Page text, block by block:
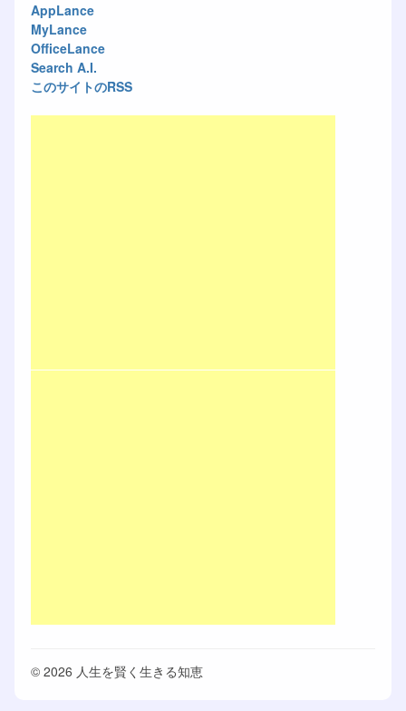
AppLance
MyLance
OfficeLance
Search A.I.
このサイトのRSS
© 2026 人生を賢く生きる知恵